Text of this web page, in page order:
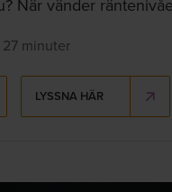
När vänder
minuter
LYSSNA HÄR